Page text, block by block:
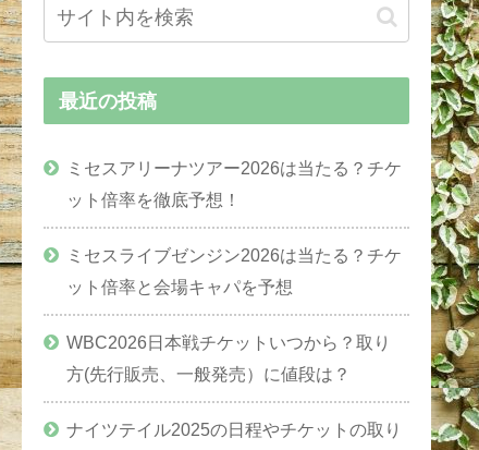
最近の投稿
ミセスアリーナツアー2026は当たる？チケ
ット倍率を徹底予想！
ミセスライブゼンジン2026は当たる？チケ
ット倍率と会場キャパを予想
WBC2026日本戦チケットいつから？取り
方(先行販売、一般発売）に値段は？
ナイツテイル2025の日程やチケットの取り